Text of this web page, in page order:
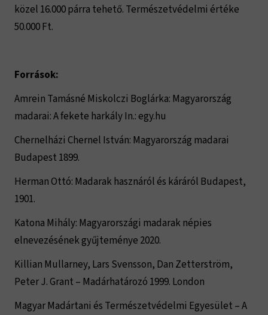
közel 16.000 párra tehető. Természetvédelmi értéke
50.000 Ft.
Források:
Amrein Tamásné Miskolczi Boglárka: Magyarország
madarai: A fekete harkály In.: egy.hu
Chernelházi Chernel István: Magyarország madarai
Budapest 1899.
Herman Ottó: Madarak hasznáról és káráról Budapest,
1901.
Katona Mihály: Magyarországi madarak népies
elnevezésének gyűjteménye 2020.
Killian Mullarney, Lars Svensson, Dan Zetterström,
Peter J. Grant – Madárhatározó 1999. London
Magyar Madártani és Természetvédelmi Egyesület – A